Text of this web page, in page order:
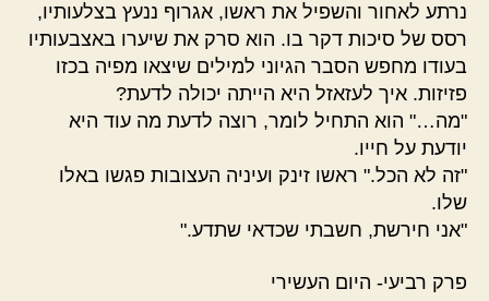
נרתע לאחור והשפיל את ראשו, אגרוף ננעץ בצלעותיו,
רסס של סיכות דקר בו. הוא סרק את שיערו באצבעותיו
בעודו מחפש הסבר הגיוני למילים שיצאו מפיה בכזו
פזיזות. איך לעזאזל היא הייתה יכולה לדעת?
"מה…" הוא התחיל לומר, רוצה לדעת מה עוד היא
יודעת על חייו.
"זה לא הכל." ראשו זינק ועיניה העצובות פגשו באלו
שלו.
"אני חירשת, חשבתי שכדאי שתדע."
פרק רביעי- היום העשירי